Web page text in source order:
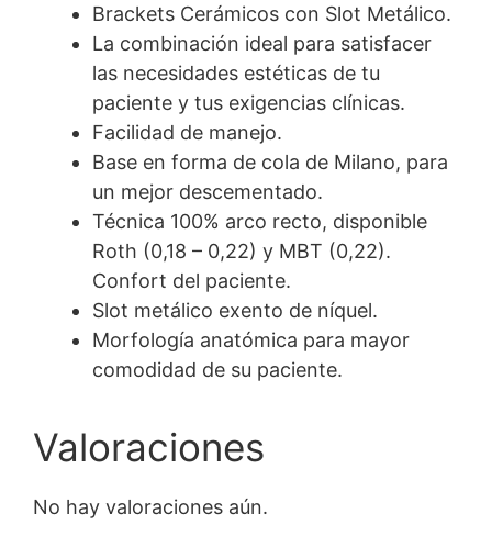
Brackets Cerámicos con Slot Metálico.
La combinación ideal para satisfacer
las necesidades estéticas de tu
paciente y tus exigencias clínicas.
Facilidad de manejo.
Base en forma de cola de Milano, para
un mejor descementado.
Técnica 100% arco recto, disponible
Roth (0,18 – 0,22) y MBT (0,22).
Confort del paciente.
Slot metálico exento de níquel.
Morfología anatómica para mayor
comodidad de su paciente.
Valoraciones
No hay valoraciones aún.